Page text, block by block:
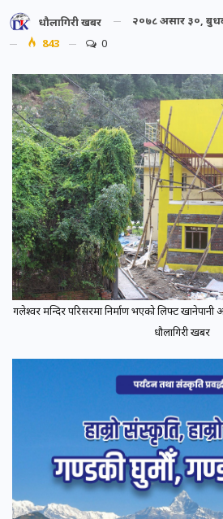
धौलागिरी खबर २०७८ असार ३०,
843
0
गलेश्वर मन्दिर परिसरमा निर्माण भएको लिफ्ट
धौलागिरी खबर